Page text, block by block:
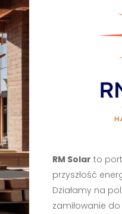
RM Solar to
przyszłość
Działamy na
zamiłowanie